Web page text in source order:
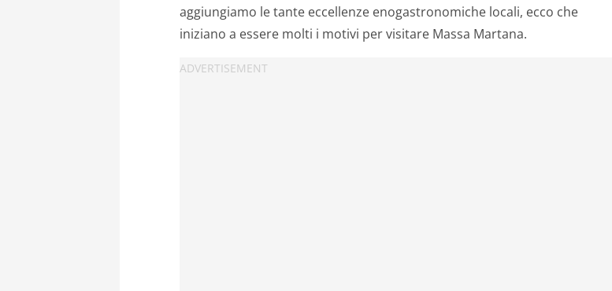
aggiungiamo le tante eccellenze enogastronomiche locali, ecco che
iniziano a essere molti i motivi per visitare Massa Martana.